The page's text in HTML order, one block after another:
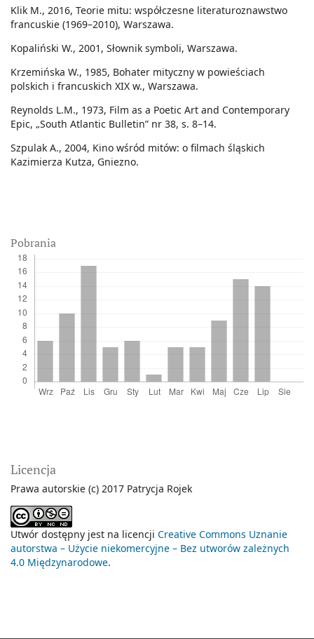
Pobrania
Klik M., 2016, Teorie mitu: współczesne literaturoznawstwo
francuskie (1969–2010), Warszawa.
Kopaliński W., 2001, Słownik symboli, Warszawa.
Krzemińska W., 1985, Bohater mityczny w powieściach
polskich i francuskich XIX w., Warszawa.
Reynolds L.M., 1973, Film as a Poetic Art and Contemporary
Epic, „South Atlantic Bulletin” nr 38, s. 8–14.
Szpulak A., 2004, Kino wśród mitów: o filmach śląskich
Kazimierza Kutza, Gniezno.
Licencja
Prawa autorskie (c) 2017 Patrycja Rojek
Utwór dostępny jest na licencji Creative Commons Uznanie
autorstwa – Użycie niekomercyjne – Bez utworów zależnych
4.0 Międzynarodowe.